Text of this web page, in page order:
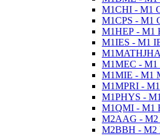
M1CHI - M1
M1CPS - M1
M1HEP - M1
M1IES - M1
M1MEC - M1
M1MIE - M1
M1MPRI -
M1PHYS -
M1QMI - M1
M2AAG - M2
M2BBH - M2